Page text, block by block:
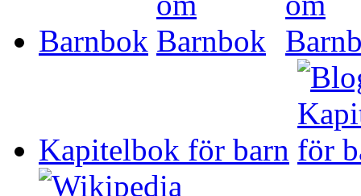
Barnbok
Kapitelbok för barn